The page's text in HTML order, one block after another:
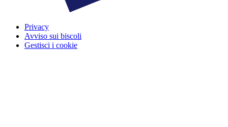
Privacy
Avviso sui biscoli
Gestisci i cookie